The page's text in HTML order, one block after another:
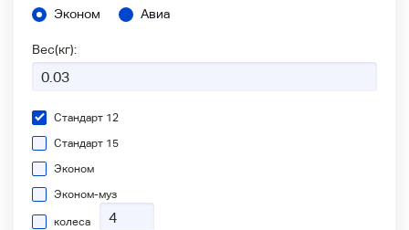
Эконом
Авиа
Вес(кг):
Стандарт 12
Стандарт 15
Эконом
Эконом-муз
колеса